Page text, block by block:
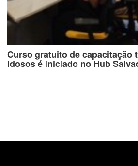
Curso gratuito de capacitação
idosos é iniciado no Hub